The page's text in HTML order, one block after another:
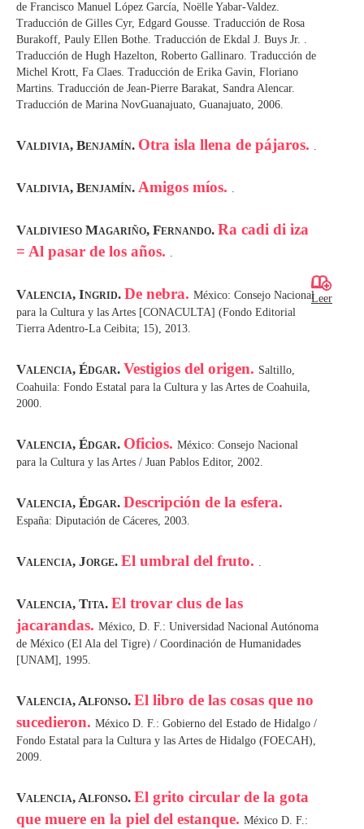
de Francisco Manuel López García, Noëlle Yabar-Valdez.
Traducción de Gilles Cyr, Edgard Gousse. Traducción de Rosa
Burakoff, Pauly Ellen Bothe. Traducción de Ekdal J. Buys Jr. .
Traducción de Hugh Hazelton, Roberto Gallinaro. Traducción de
Michel Krott, Fa Claes. Traducción de Erika Gavin, Floriano
Martins. Traducción de Jean-Pierre Barakat, Sandra Alencar.
Traducción de Marina NovGuanajuato, Guanajuato, 2006.
Valdivia, Benjamín. Otra isla llena de pájaros. .
Valdivia, Benjamín. Amigos míos. .
Valdivieso Magariño, Fernando. Ra cadi di iza
= Al pasar de los años. .
Valencia, Ingrid. De nebra. México: Consejo Nacional
para la Cultura y las Artes [CONACULTA] (Fondo Editorial
Tierra Adentro-La Ceibita; 15), 2013.
Leer
Valencia, Édgar. Vestigios del origen. Saltillo,
Coahuila: Fondo Estatal para la Cultura y las Artes de Coahuila,
2000.
Valencia, Édgar. Oficios. México: Consejo Nacional
para la Cultura y las Artes / Juan Pablos Editor, 2002.
Valencia, Édgar. Descripción de la esfera.
España: Diputación de Cáceres, 2003.
Valencia, Jorge. El umbral del fruto. .
Valencia, Tita. El trovar clus de las
jacarandas. México, D. F.: Universidad Nacional Autónoma
de México (El Ala del Tigre) / Coordinación de Humanidades
[UNAM], 1995.
Valencia, Alfonso. El libro de las cosas que no
sucedieron. México D. F.: Gobierno del Estado de Hidalgo /
Fondo Estatal para la Cultura y las Artes de Hidalgo (FOECAH),
2009.
Valencia, Alfonso. El grito circular de la gota
que muere en la piel del estanque. México D. F.: